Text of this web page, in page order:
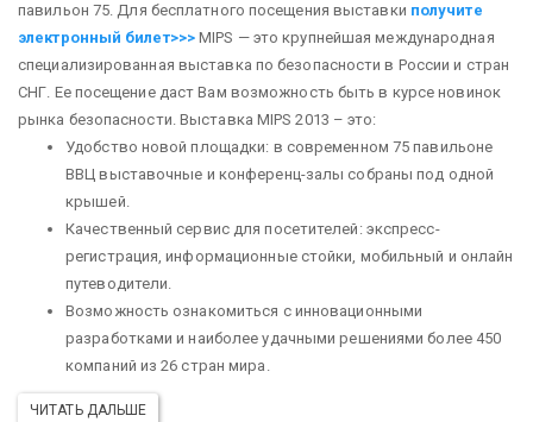
павильон 75. Для бесплатного посещения выставки получите
электронный билет>>> MIPS — это крупнейшая международная
специализированная выставка по безопасности в России и стран
СНГ. Ее посещение даст Вам возможность быть в курсе новинок
рынка безопасности. Выставка MIPS 2013 – это:
Удобство новой площадки: в современном 75 павильоне
ВВЦ выставочные и конференц-залы собраны под одной
крышей.
Качественный сервис для посетителей: экспресс-
регистрация, информационные стойки, мобильный и онлайн
путеводители.
Возможность ознакомиться с инновационными
разработками и наиболее удачными решениями более 450
компаний из 26 стран мира.
ЧИТАТЬ ДАЛЬШЕ